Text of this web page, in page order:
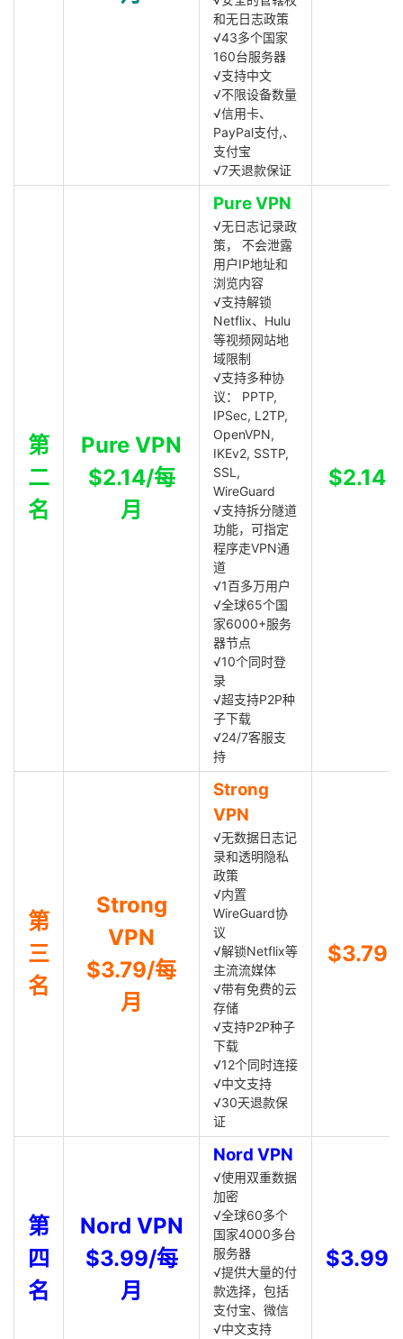
和无日志政策
√43多个国家
160台服务器
√支持中文
√不限设备数量
√信用卡、
PayPal支付,、
支付宝
√7天退款保证
第
二
名
Pure VPN
$2.14/每
月
Pure VPN
√无日志记录政
策， 不会泄露
用户IP地址和
浏览内容
√支持解锁
Netflix、Hulu
等视频网站地
域限制
√支持多种协
议： PPTP,
IPSec, L2TP,
OpenVPN,
IKEv2, SSTP,
SSL,
WireGuard
√支持拆分隧道
功能，可指定
程序走VPN通
道
√1百多万用户
√全球65个国
家6000+服务
器节点
√10个同时登
录
√超支持P2P种
子下载
√24/7客服支
持
$2.14
第
三
名
Strong
VPN
$3.79/每
月
Strong
VPN
√无数据日志记
录和透明隐私
政策
√内置
WireGuard协
议
√解锁Netflix等
主流流媒体
√带有免费的云
存储
√支持P2P种子
下载
√12个同时连接
√中文支持
√30天退款保
证
$3.79
第
四
名
Nord VPN
$3.99/每
月
Nord VPN
√使用双重数据
加密
√全球60多个
国家4000多台
服务器
√提供大量的付
款选择，包括
支付宝、微信
√中文支持
$3.99